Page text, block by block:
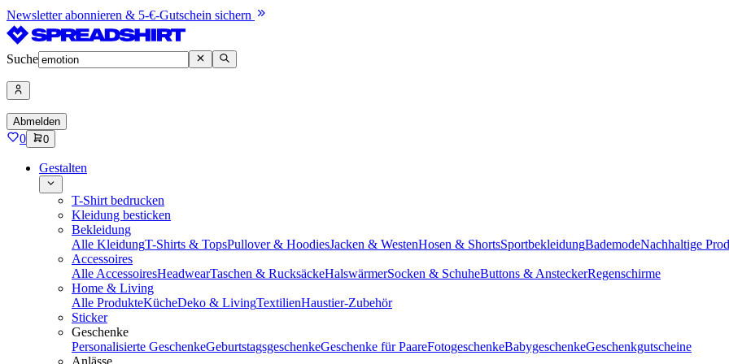
Newsletter abonnieren & 5-€-Gutschein sichern
Suche
Abmelden
0 0
Gestalten
T-Shirt bedrucken
Kleidung besticken
Bekleidung
Alle KleidungT-Shirts & TopsPullover & HoodiesJacken & WestenHosen & ShortsSportbekleidungBademodeNachhaltige
Accessoires
Alle AccessoiresHeadwearTaschen & RucksäckeHalswärmerSocken & SchuheButtons & AnsteckerRegenschirme
Home & Living
Alle ProdukteKücheDeko & LivingTextilienHaustier-Zubehör
Sticker
Geschenke
Personalisierte GeschenkeGeburtstagsgeschenkeGeschenke für PaareFotogeschenkeBabygeschenkeGeschenkgutscheine